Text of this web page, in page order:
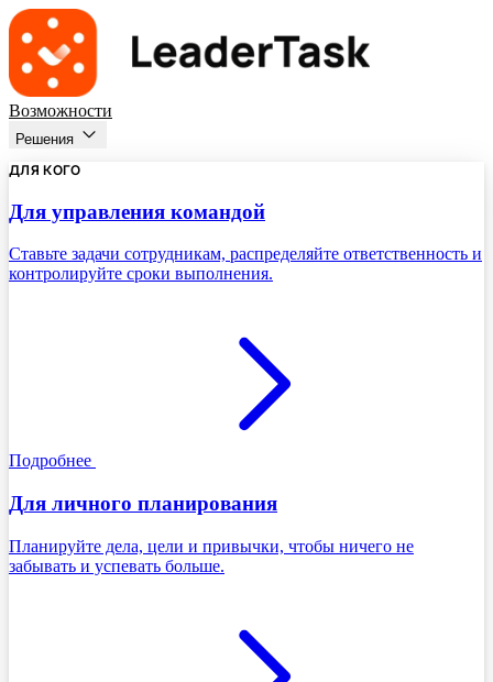
Возможности
Решения
ДЛЯ КОГО
Для управления командой
Ставьте задачи сотрудникам, распределяйте ответственность и
контролируйте сроки выполнения.
Подробнее
Для личного планирования
Планируйте дела, цели и привычки, чтобы ничего не
забывать и успевать больше.